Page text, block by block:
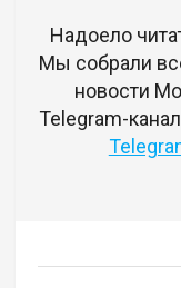
Надоело
Мы собрали
новости
Telegram-